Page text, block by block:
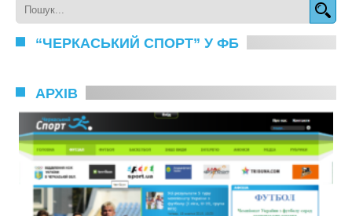
“ЧЕРКАСЬКИЙ СПОРТ” У ФБ
АРХІВ